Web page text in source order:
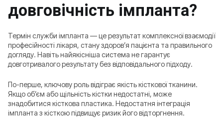
довговічність імпланта?
Термін служби імпланта — це результат комплексної взаємодії
професійності лікаря, стану здоров’я пацієнта та правильного
догляду. Навіть найякісніша система не гарантує
довготривалого результату без відповідального підходу.
По-перше, ключову роль відіграє якість кісткової тканини.
Якщо об’єм або щільність кістки недостатні, може
знадобитися кісткова пластика. Недостатня інтеграція
імпланта з кісткою підвищує ризик його відторгнення.